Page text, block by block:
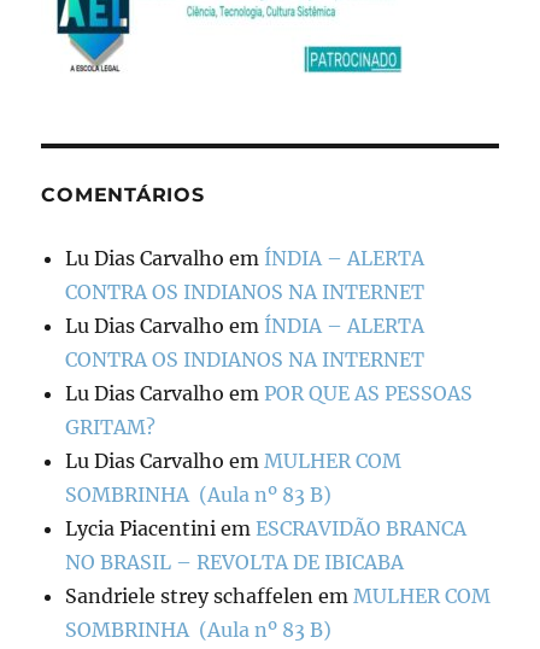
COMENTÁRIOS
Lu Dias Carvalho em ÍNDIA – ALERTA
CONTRA OS INDIANOS NA INTERNET
Lu Dias Carvalho em ÍNDIA – ALERTA
CONTRA OS INDIANOS NA INTERNET
Lu Dias Carvalho em POR QUE AS PESSOAS
GRITAM?
Lu Dias Carvalho em MULHER COM
SOMBRINHA (Aula nº 83 B)
Lycia Piacentini emESCRAVIDÃO BRANCA
NO BRASIL – REVOLTA DE IBICABA
Sandriele strey schaffelen em MULHER COM
SOMBRINHA (Aula nº 83 B)